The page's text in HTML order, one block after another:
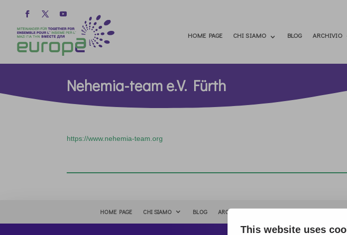
HOME PAGE CHI SIAMO BLOG ARCHIVIO
Nehemia-team e.V. Fürth
https://www.nehemia-team.org
HOME PAGE CHI SIAMO BLOG ARCHIVIO